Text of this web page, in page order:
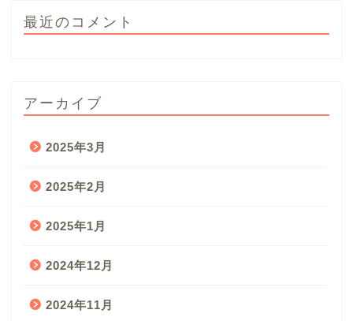
最近のコメント
アーカイブ
2025年3月
2025年2月
2025年1月
2024年12月
2024年11月